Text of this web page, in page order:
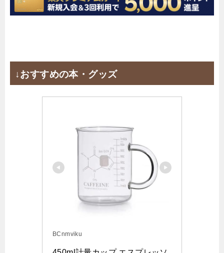
↓おすすめの本・グッズ
BCnmviku